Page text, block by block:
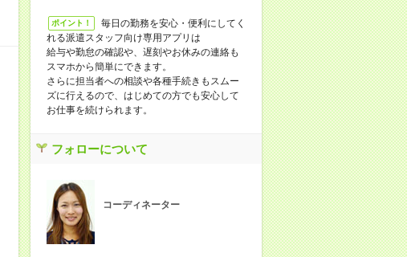
ポイント！
毎日の勤務を安心・便利にしてく
れる派遣スタッフ向け専用アプリは
給与や勤怠の確認や、遅刻やお休みの連絡も
スマホから簡単にできます。
さらに担当者への相談や各種手続きもスムー
ズに行えるので、はじめての方でも安心して
お仕事を続けられます。
フォローについて
コーディネーター